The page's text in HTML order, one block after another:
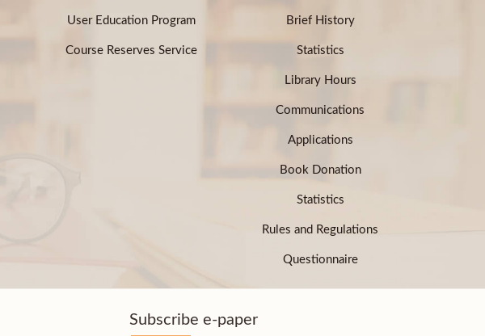
User Education Program
Course Reserves Service
Brief History
Statistics
Library Hours
Communications
Applications
Book Donation
Statistics
Rules and Regulations
Questionnaire
Subscribe e-paper